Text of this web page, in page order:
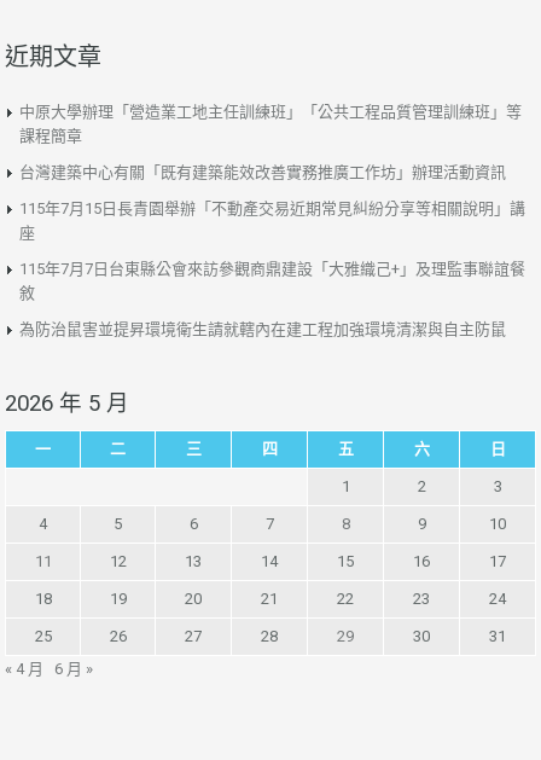
近期文章
中原大學辦理「營造業工地主任訓練班」「公共工程品質管理訓練班」等
課程簡章
台灣建築中心有關「既有建築能效改善實務推廣工作坊」辦理活動資訊
115年7月15日長青園舉辦「不動產交易近期常見糾紛分享等相關說明」講
座
115年7月7日台東縣公會來訪參觀商鼎建設「大雅織己+」及理監事聯誼餐
敘
為防治鼠害並提昇環境衛生請就轄內在建工程加強環境清潔與自主防鼠
2026 年 5 月
一 二 三 四 五 六 日
1 2 3
4 5 6 7 8 9 10
11 12 13 14 15 16 17
18 19 20 21 22 23 24
25 26 27 28 29 30
31
« 4 月
6 月 »